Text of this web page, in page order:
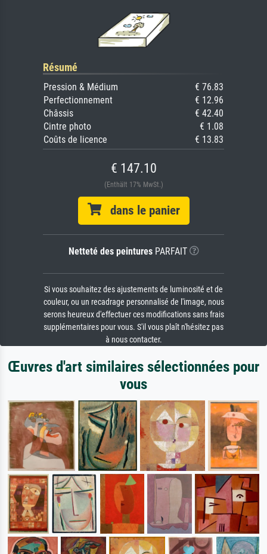
Résumé
Pression & Médium
€ 76.83
Perfectionnement
€ 12.96
Châssis
€ 42.40
Cintre photo
€ 1.08
Coûts de licence
€ 13.83
€ 147.10
(Enthält 17% MwSt.)
dans le panier
Netteté des peinturesPARFAIT
Si vous souhaitez des ajustements de luminosité et de
couleur, ou un recadrage personnalisé de l'image, nous
serons heureux d'effectuer ces modifications sans frais
supplémentaires pour vous. S'il vous plaît n'hésitez pas
à nous contacter.
Œuvres d'art similaires sélectionnées pour
vous